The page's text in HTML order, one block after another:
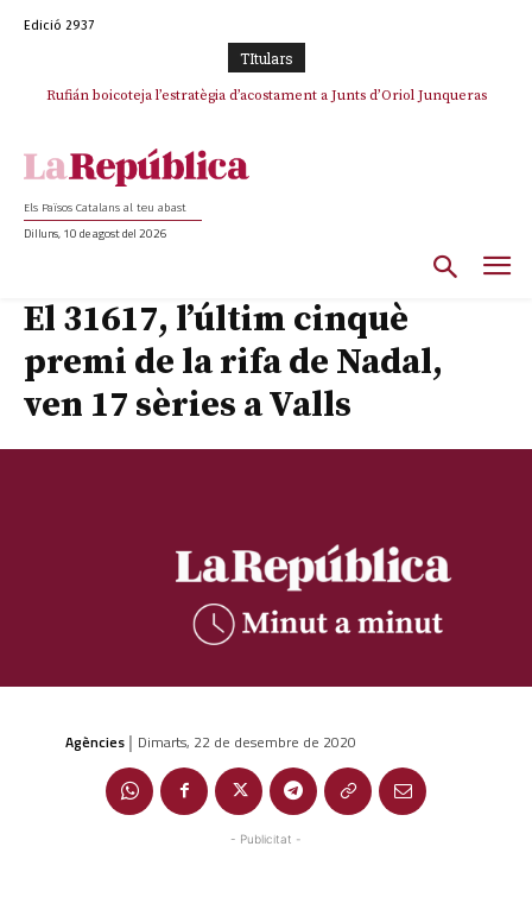
Edició 2937
TItulars
Rufián boicoteja l’estratègia d’acostament a Junts d’Oriol Junqueras
Els Països Catalans al teu abast
Dilluns, 10 de agost del 2026
El 31617, l’últim cinquè
premi de la rifa de Nadal,
ven 17 sèries a Valls
Agències | Dimarts, 22 de desembre de 2020
- Publicitat -